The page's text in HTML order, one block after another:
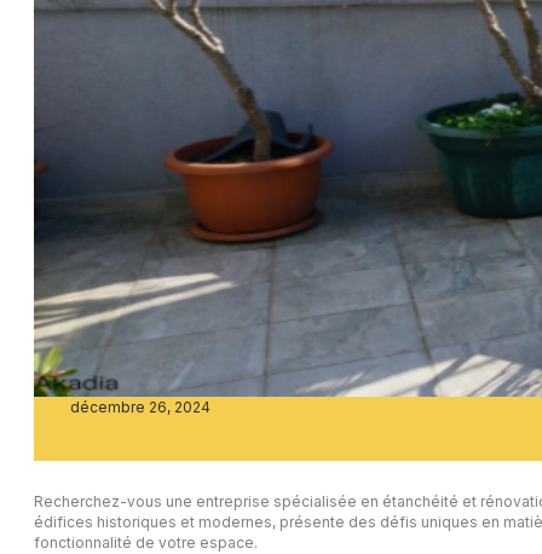
décembre 26, 2024
Recherchez-vous une entreprise spécialisée en étanchéité et
édifices historiques et modernes, présente des défis uniques en
fonctionnalité de votre espace.